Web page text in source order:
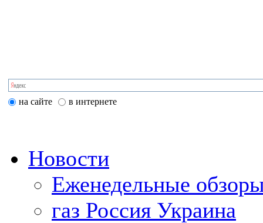
на сайте в интернете
Новости
Еженедельные
газ Россия Украина